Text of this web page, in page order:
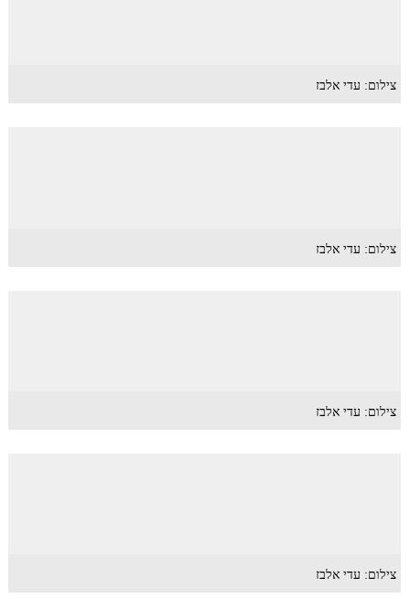
צילום: עדי אלבז
צילום: עדי אלבז
צילום: עדי אלבז
צילום: עדי אלבז